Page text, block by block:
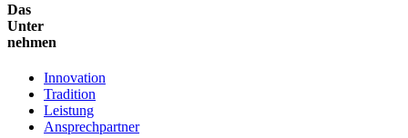
Das
Unter
nehmen
Innovation
Tradition
Leistung
Ansprechpartner